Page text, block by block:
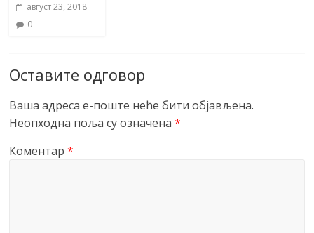
август 23, 2018
0
Оставите одговор
Ваша адреса е-поште неће бити објављена.
Неопходна поља су означена*
Коментар*